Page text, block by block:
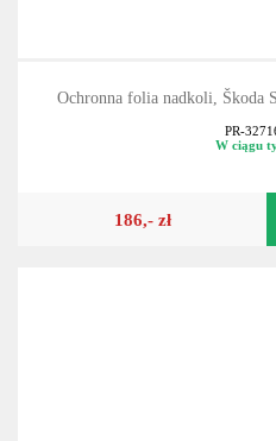
Ochronna folia nadkoli, Škoda
PR-
W ciągu
186,- zł